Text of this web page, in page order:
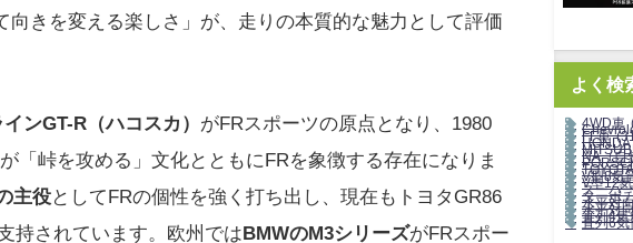
きを変える楽しさ」が、走りの本質的な魅力として評価
ンGT-R（ハコスカ） がFRスポーツの原点となり、1980
が「峠を攻める」文化とともにFRを象徴する存在になりま
主役としてFRの個性を強く打ち出し、現在もトヨタGR86
持されています。欧州ではBMWのM3シリーズがFRスポー
よく検
4WD車
FF車
HONDA
NA（自
TOYOTA
V型8気
V型12
スーパ
ターボ
水平対
水平対
直列4気
直列6気